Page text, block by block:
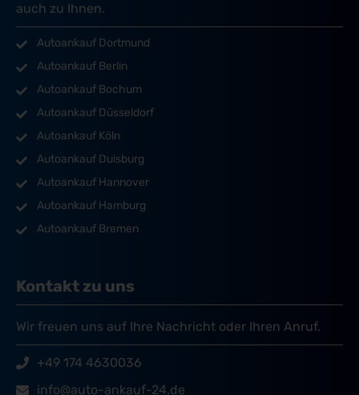
auch zu Ihnen.
Autoankauf Dortmund
Autoankauf Berlin
Autoankauf Bochum
Autoankauf Düsseldorf
Autoankauf Köln
Autoankauf Duisburg
Autoankauf Hannover
Autoankauf Hamburg
Autoankauf Bremen
Kontakt zu uns
Wir freuen uns auf Ihre Nachricht oder Ihren Anruf.
+49 174 4630036
info@auto-ankauf-24.de